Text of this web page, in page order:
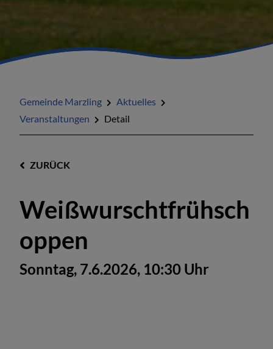
Gemeinde Marzling
Aktuelles
Veranstaltungen
Detail
ZURÜCK
Weißwurschtfrühsch
oppen
Sonntag, 7.6.2026, 10:30 Uhr